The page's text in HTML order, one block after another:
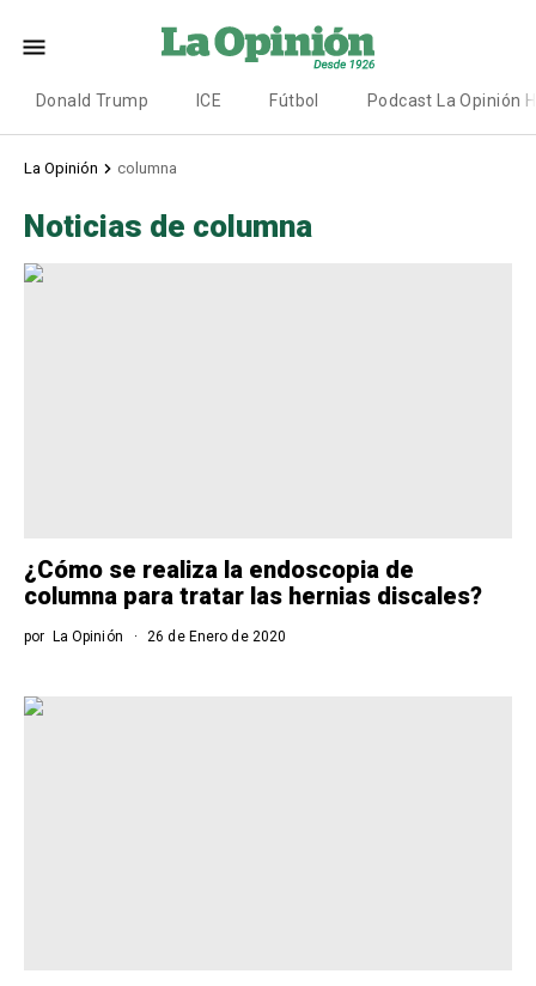
Donald Trump ICE Fútbol Podcast La Opinión
La Opinión columna
Noticias de columna
¿Cómo se realiza la endoscopia de
columna para tratar las hernias discales?
por La Opinión 26 de Enero de 2020